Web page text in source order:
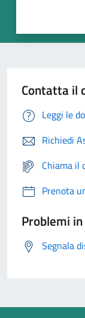
Contatta il
Leggi le
Richiedi
Chiama il
Prenota
Problemi
Segnala